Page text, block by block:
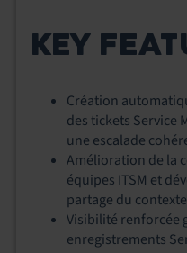
KEY
Création
des tickets Service
une escalade
Amélioration de la
équipes ITSM et
partage du
Visibilité renforcée
enregistrements